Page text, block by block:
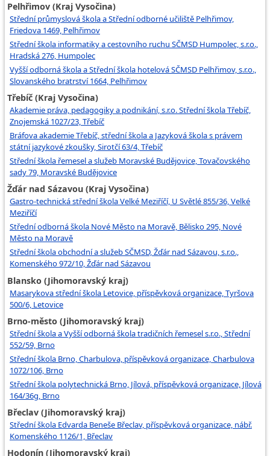
Pelhřimov (Kraj Vysočina)
Střední průmyslová škola a Střední odborné učiliště Pelhřimov,
Friedova 1469, Pelhřimov
Střední škola informatiky a cestovního ruchu SČMSD Humpolec, s.r.o.,
Hradská 276, Humpolec
Vyšší odborná škola a Střední škola hotelová SČMSD Pelhřimov, s.r.o.,
Slovanského bratrství 1664, Pelhřimov
Třebíč (Kraj Vysočina)
Akademie práva, pedagogiky a podnikání, s.r.o. Střední škola Třebíč,
Znojemská 1027/23, Třebíč
Bráfova akademie Třebíč, střední škola a Jazyková škola s právem
státní jazykové zkoušky, Sirotčí 63/4, Třebíč
Střední škola řemesel a služeb Moravské Budějovice, Tovačovského
sady 79, Moravské Budějovice
Žďár nad Sázavou (Kraj Vysočina)
Gastro-technická střední škola Velké Meziříčí, U Světlé 855/36, Velké
Meziříčí
Střední odborná škola Nové Město na Moravě, Bělisko 295, Nové
Město na Moravě
Střední škola obchodní a služeb SČMSD, Žďár nad Sázavou, s.r.o.,
Komenského 972/10, Žďár nad Sázavou
Blansko (Jihomoravský kraj)
Masarykova střední škola Letovice, příspěvková organizace, Tyršova
500/6, Letovice
Brno-město (Jihomoravský kraj)
Střední škola a Vyšší odborná škola tradičních řemesel s.r.o., Střední
552/59, Brno
Střední škola Brno, Charbulova, příspěvková organizace, Charbulova
1072/106, Brno
Střední škola polytechnická Brno, Jílová, příspěvková organizace, Jílová
164/36g, Brno
Břeclav (Jihomoravský kraj)
Střední škola Edvarda Beneše Břeclav, příspěvková organizace, nábř.
Komenského 1126/1, Břeclav
Hodonín (Jihomoravský kraj)